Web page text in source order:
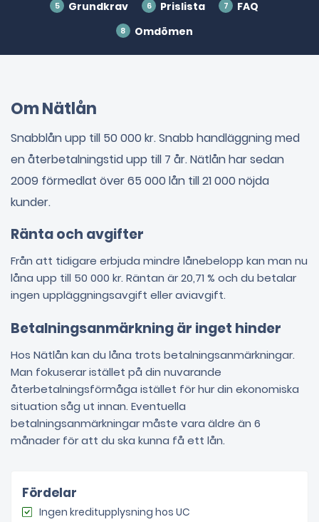
Grundkrav
Prislista
FAQ
Omdömen
Om Nätlån
Snabblån upp till 50 000 kr. Snabb handläggning med
en återbetalningstid upp till 7 år. Nätlån har sedan
2009 förmedlat över 65 000 lån till 21 000 nöjda
kunder.
Ränta och avgifter
Från att tidigare erbjuda mindre lånebelopp kan man nu
låna upp till 50 000 kr. Räntan är 20,71 % och du betalar
ingen uppläggningsavgift eller aviavgift.
Betalningsanmärkning är inget hinder
Hos Nätlån kan du låna trots betalningsanmärkningar.
Man fokuserar istället på din nuvarande
återbetalningsförmåga istället för hur din ekonomiska
situation såg ut innan. Eventuella
betalningsanmärkningar måste vara äldre än 6
månader för att du ska kunna få ett lån.
Fördelar
Ingen kreditupplysning hos UC